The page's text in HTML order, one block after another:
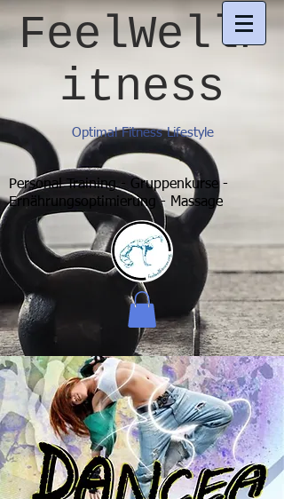
Optimal Fitness Lifestyle
FeelWellF
itness
Personal Training - Gruppenkurse -
Ernährungsoptimierung - Massage